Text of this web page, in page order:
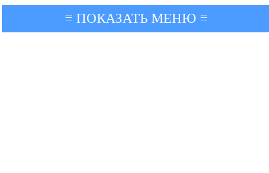
≡ ПОКАЗАТЬ МЕНЮ ≡